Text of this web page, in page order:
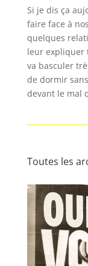
Si je dis ça
faire face à
quelques
leur expliquer
va basculer
de dormir
devant le mal
Toutes les